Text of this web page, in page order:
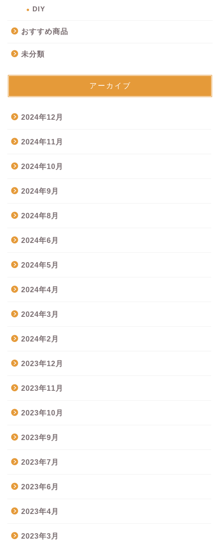
DIY
おすすめ商品
未分類
アーカイブ
2024年12月
2024年11月
2024年10月
2024年9月
2024年8月
2024年6月
2024年5月
2024年4月
2024年3月
2024年2月
2023年12月
2023年11月
2023年10月
2023年9月
2023年7月
2023年6月
2023年4月
2023年3月